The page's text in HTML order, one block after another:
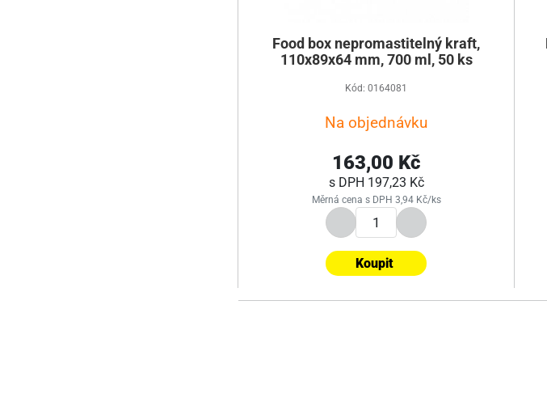
Food box nepromastitelný kraft,
110x89x64 mm, 700 ml, 50 ks
Kód: 0164081
Na objednávku
163,00 Kč
s DPH 197,23 Kč
Měrná cena s DPH 3,94 Kč/ks
Koupit